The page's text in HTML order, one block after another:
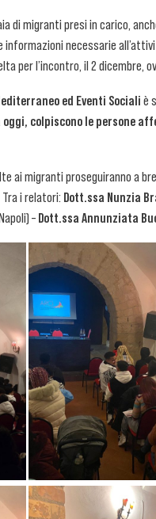
di migranti presi in carico,
necessarie
per l’incontro, il 2 dicembre,
ed Eventi Sociali è
colpiscono le persone
ai migranti proseguiranno a
Tra i relatori: Dott.ssa Nunzia
– Dott.ssa Annunziata